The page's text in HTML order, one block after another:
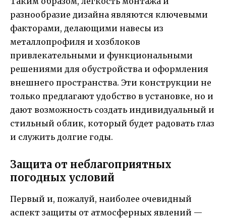
разнообразие дизайна являются ключевыми
факторами, делающими навесы из
металлопрофиля и хозблоков
привлекательными и функциональными
решениями для обустройства и оформления
внешнего пространства. Эти конструкции не
только предлагают удобство в установке, но и
дают возможность создать индивидуальный и
стильный облик, который будет радовать глаз
и служить долгие годы.
Защита от неблагоприятных
погодных условий
Первый и, пожалуй, наиболее очевидный
аспект защиты от атмосферных явлений —